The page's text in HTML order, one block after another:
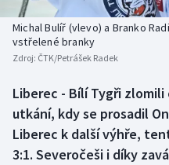
Boby a skeleton
Curling
Dostihy
AZ kvíz
Michal Bulíř (vlevo) a Branko
vstřelené branky
Zdroj: ČTK/Petrášek Radek
Liberec - Bílí Tygři
utkání, kdy se prosadil
Liberec k další výhře,
3:1. Severočeši i díky